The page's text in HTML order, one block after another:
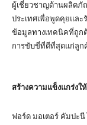
ผู้เชี่ยวชาญด้านผลิตภั
ประเทศเพื่อพูดคุยและ
ข้อมูลทางเทคนิคที่ถูก
การขับขี่ที่ดีที่สุดแก่ลูก
สร้างความแข็งแกร่ง
ฟอร์ด มอเตอร์ คัมปะ